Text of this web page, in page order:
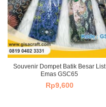
Souvenir Dompet Batik Besar List
Emas GSC65
Rp9,600